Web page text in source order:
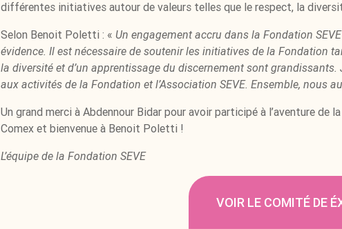
différentes initiatives autour de valeurs telles que le respect, la
Selon Benoit Poletti : « Un engagement accru dans la Fondation
évidence. Il est nécessaire de soutenir les initiatives de la Fondation
la diversité et d’un apprentissage du discernement sont
aux activités de la Fondation et l’Association SEVE. Ensemble, nous
Un grand merci à Abdennour Bidar pour avoir participé à l’aventure de
Comex et bienvenue à Benoit Poletti !
L’équipe de la Fondation SEVE
VOIR LE COMITÉ DE